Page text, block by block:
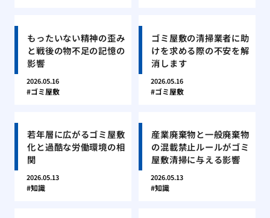
もったいない精神の歪み
と戦後の物不足の記憶の
影響
2026.05.16
ゴミ屋敷
ゴミ屋敷の清掃業者に助
けを求める際の不安を解
消します
2026.05.16
ゴミ屋敷
若年層に広がるゴミ屋敷
化と過酷な労働環境の相
関
2026.05.13
知識
産業廃棄物と一般廃棄物
の混載禁止ルールがゴミ
屋敷清掃に与える影響
2026.05.13
知識